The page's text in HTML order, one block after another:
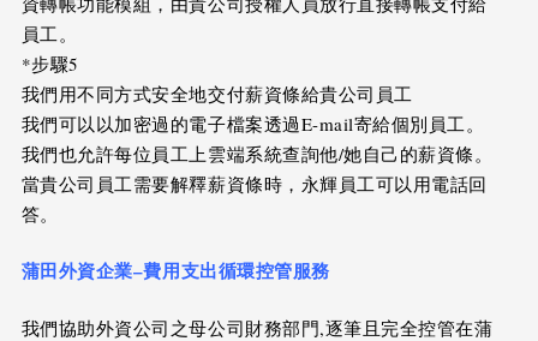
員工。
*步驟5
我們用不同方式安全地交付薪資條給貴公司員工
我們可以以加密過的電子檔案透過E-mail寄給個別員工。
我們也允許每位員工上雲端系統查詢他/她自己的薪資條。
當貴公司員工需要解釋薪資條時，永輝員工可以用電話回
答。
蒲田外資企業–費用支出循環控管服務
我們協助外資公司之母公司財務部門,逐筆且完全控管在蒲